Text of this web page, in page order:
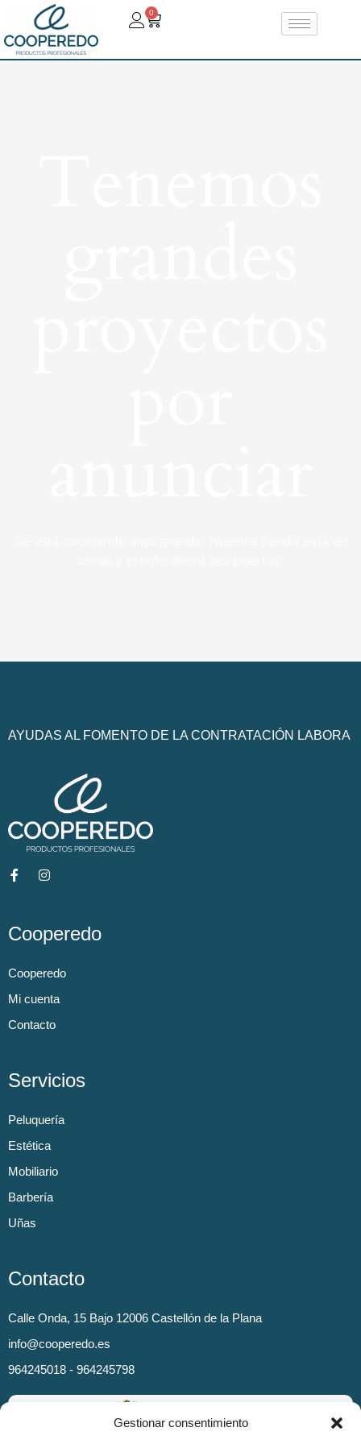
Gestionar consentimiento
0
AYUDAS AL FOMENTO DE LA CONTRATACIÓN LABORA
Cooperedo
Cooperedo
Mi cuenta
Contacto
Servicios
Peluquería
Estética
Mobiliario
Barbería
Uñas
Contacto
Calle Onda, 15 Bajo 12006 Castellón de la Plana
info@cooperedo.es
964245018 - 964245798